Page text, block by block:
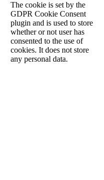
The cookie is set by the
GDPR Cookie Consent
plugin and is used to store
whether or not user has
consented to the use of
cookies. It does not store
any personal data.